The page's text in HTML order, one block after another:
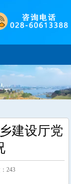
建设厅党
243